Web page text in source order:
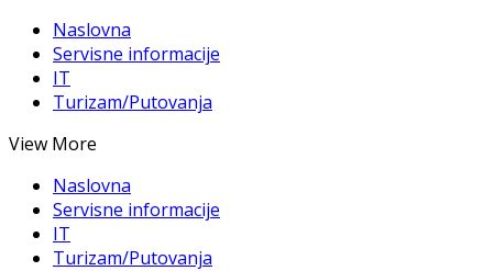
Naslovna
Servisne informacije
IT
Turizam/Putovanja
View More
Naslovna
Servisne informacije
IT
Turizam/Putovanja